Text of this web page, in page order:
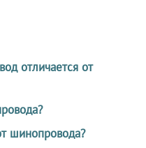
отличается от
шинопровода?